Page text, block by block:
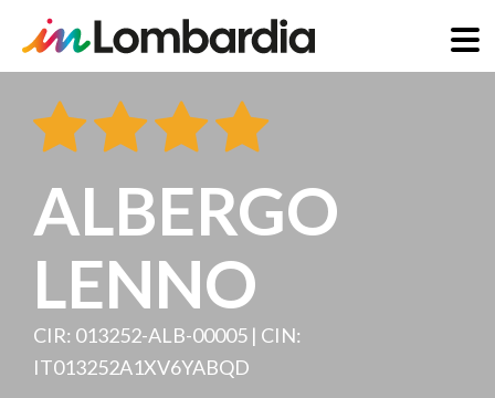
contenuto
ALBERGO
LENNO
CIR: 013252-ALB-00005 | CIN:
IT013252A1XV6YABQD